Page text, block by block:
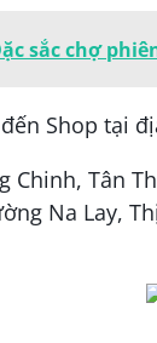
sắc chợ
Shop tại
Chinh, Tân
Na Lay,